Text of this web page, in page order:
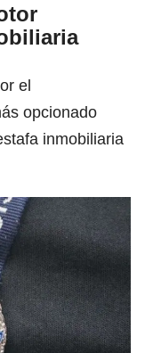
el
opcionado
inmobiliaria